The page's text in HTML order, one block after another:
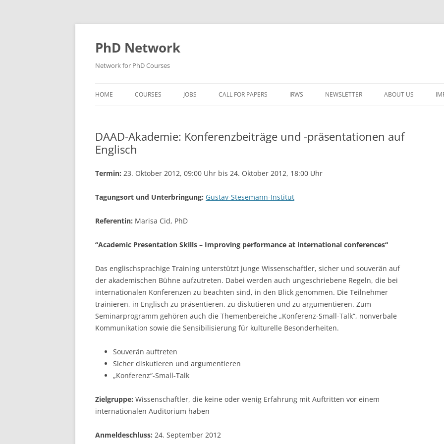
Skip
content
PhD Network
Network for PhD Courses
HOME COURSES
GESIS
HSU HAMBURG
HWWI
IAB
TU HAMBURG HARBURG
UNIVERSITY OF HAMBURG – BWL
UNIVERSITY OF HAMBURG – EPB
ARCHIVE
JOBS CALL FOR PAPERS IRWS
LECTURERS &
LECTURERS &
LECTURERS &
LECTURERS &
LECTURERS &
LECTURERS &
LECTURERS &
LECTURERS &
LECTURERS &
PROGRAMME
REGISTRATION
CASH BUDGET 2017
CASH BUDGET 2015
TRAVEL INFORMATION
NEWSLETTER ABOUT US
DAAD-Akademie: Konferenzbeiträge und -präsentationen auf
Englisch
Termin: 23. Oktober 2012, 09:00 Uhr bis 24. Oktober 2012, 18:00 Uhr
Tagungsort und Unterbringung: Gustav-Stesemann-Institut
Referentin: Marisa Cid, PhD
“Academic Presentation Skills – Improving performance at international conferences“
Das englischsprachige Training unterstützt junge Wissenschaftler, sicher und souverän auf
der akademischen Bühne aufzutreten. Dabei werden auch ungeschriebene Regeln, die bei
internationalen Konferenzen zu beachten sind, in den Blick genommen. Die Teilnehmer
trainieren, in Englisch zu präsentieren, zu diskutieren und zu argumentieren. Zum
Seminarprogramm gehören auch die Themenbereiche „Konferenz-Small-Talk“, nonverbale
Kommunikation sowie die Sensibilisierung für kulturelle Besonderheiten.
Souverän auftreten
Sicher diskutieren und argumentieren
„Konferenz“-Small-Talk
Zielgruppe: Wissenschaftler, die keine oder wenig Erfahrung mit Auftritten vor einem
internationalen Auditorium haben
Anmeldeschluss: 24. September 2012